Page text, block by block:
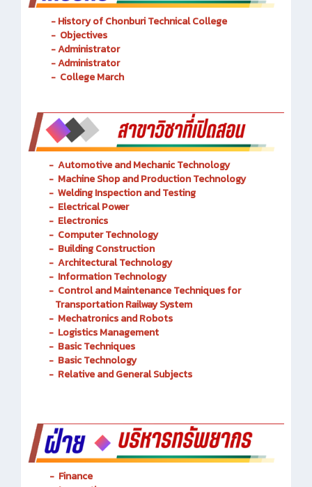
- History of Chonburi Technical College
- Objectives
- Administrator
- Administrator
- Automotive and MechanicTechnology
- Machine Shop and Production Technology
- Welding Inspection and Testing
- Electrical Power
- Electronics
- Computer Technology
- Building Construction
- Architectural Technology
- Information Technology
Control and Maintenance Techniques for
Transportation Railway System
- Mechatronics and Robots
- Logistics Management
- Basic Techniques
- Basic Technology